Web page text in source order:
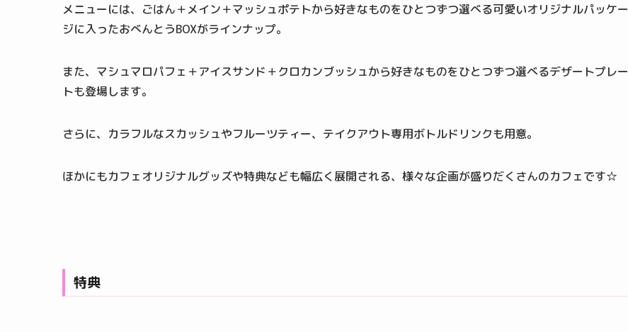
メニューには、ごはん＋メイン＋マッシュポテトから好きなものをひとつずつ選べる可愛いオリジナルパッケー
ジに入ったおべんとうBOXがラインナップ。
また、マシュマロパフェ＋アイスサンド＋クロカンブッシュから好きなものをひとつずつ選べるデザートプレー
トも登場します。
さらに、カラフルなスカッシュやフルーツティー、テイクアウト専用ボトルドリンクも用意。
ほかにもカフェオリジナルグッズや特典なども幅広く展開される、様々な企画が盛りだくさんのカフェです☆
特典